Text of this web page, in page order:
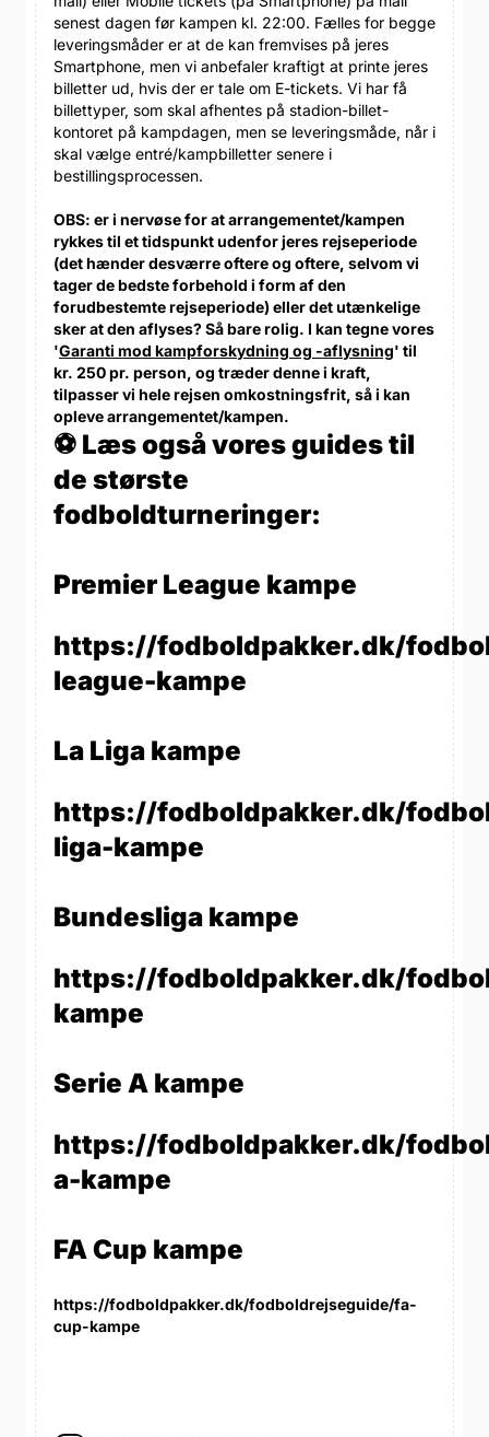
senest dagen før kampen kl. 22:00. Fælles for begge
leveringsmåder er at de kan fremvises på jeres
Smartphone, men vi anbefaler kraftigt at printe jeres
billetter ud, hvis der er tale om E-tickets. Vi har få
billettyper, som skal afhentes på stadion-billet-
kontoret på kampdagen, men se leveringsmåde, når i
skal vælge entré/kampbilletter senere i
bestillingsprocessen.
OBS: er i nervøse for at arrangementet/kampen
rykkes til et tidspunkt udenfor jeres rejseperiode
(det hænder desværre oftere og oftere, selvom vi
tager de bedste forbehold i form af den
forudbestemte rejseperiode) eller det utænkelige
sker at den aflyses? Så bare rolig. I kan tegne vores
'Garanti mod kampforskydning og -aflysning' til
kr. 250 pr. person, og træder denne i kraft,
tilpasser vi hele rejsen omkostningsfrit, så i kan
opleve arrangementet/kampen.
⚽ Læs også vores guides til
de største
fodboldturneringer:
Premier League kampe
https://fodboldpakker.dk/
league-kampe
La Liga kampe
https://fodboldpakker.dk/
liga-kampe
Bundesliga kampe
https://fodboldpakker.dk/
kampe
Serie A kampe
https://fodboldpakker.dk/
a-kampe
FA Cup kampe
https://fodboldpakker.dk/fodboldrejseguide/fa-
cup-kampe